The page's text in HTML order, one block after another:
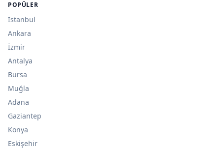
POPÜLER
İstanbul
Ankara
İzmir
Antalya
Bursa
Muğla
Adana
Gaziantep
Konya
Eskişehir